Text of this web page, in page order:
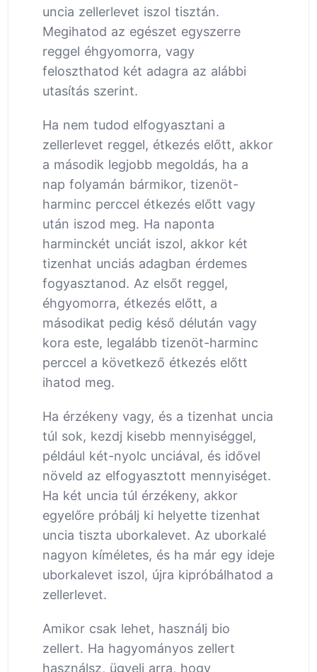
uncia zellerlevet iszol tisztán.
Megihatod az egészet egyszerre
reggel éhgyomorra, vagy
feloszthatod két adagra az alábbi
utasítás szerint.
Ha nem tudod elfogyasztani a
zellerlevet reggel, étkezés előtt, akkor
a második legjobb megoldás, ha a
nap folyamán bármikor, tizenöt-
harminc perccel étkezés előtt vagy
után iszod meg. Ha naponta
harminckét unciát iszol, akkor két
tizenhat unciás adagban érdemes
fogyasztanod. Az elsőt reggel,
éhgyomorra, étkezés előtt, a
másodikat pedig késő délután vagy
kora este, legalább tizenöt-harminc
perccel a következő étkezés előtt
ihatod meg.
Ha érzékeny vagy, és a tizenhat uncia
túl sok, kezdj kisebb mennyiséggel,
például két-nyolc unciával, és idővel
növeld az elfogyasztott mennyiséget.
Ha két uncia túl érzékeny, akkor
egyelőre próbálj ki helyette tizenhat
uncia tiszta uborkalevet. Az uborkalé
nagyon kíméletes, és ha már egy ideje
uborkalevet iszol, újra kipróbálhatod a
zellerlevet.
Amikor csak lehet, használj bio
zellert. Ha hagyományos zellert
használsz, ügyelj arra, hogy